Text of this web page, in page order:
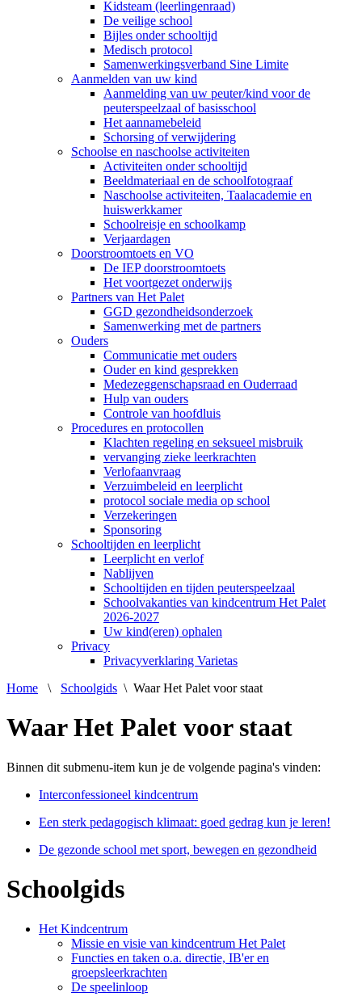
Kidsteam (leerlingenraad)
De veilige school
Bijles onder schooltijd
Medisch protocol
Samenwerkingsverband Sine Limite
Aanmelden van uw kind
Aanmelding van uw peuter/kind voor de
peuterspeelzaal of basisschool
Het aannamebeleid
Schorsing of verwijdering
Schoolse en naschoolse activiteiten
Activiteiten onder schooltijd
Beeldmateriaal en de schoolfotograaf
Naschoolse activiteiten, Taalacademie en
huiswerkkamer
Schoolreisje en schoolkamp
Verjaardagen
Doorstroomtoets en VO
De IEP doorstroomtoets
Het voortgezet onderwijs
Partners van Het Palet
GGD gezondheidsonderzoek
Samenwerking met de partners
Ouders
Communicatie met ouders
Ouder en kind gesprekken
Medezeggenschapsraad en Ouderraad
Hulp van ouders
Controle van hoofdluis
Procedures en protocollen
Klachten regeling en seksueel misbruik
vervanging zieke leerkrachten
Verlofaanvraag
Verzuimbeleid en leerplicht
protocol sociale media op school
Verzekeringen
Sponsoring
Schooltijden en leerplicht
Leerplicht en verlof
Nablijven
Schooltijden en tijden peuterspeelzaal
Schoolvakanties van kindcentrum Het Palet
2026-2027
Uw kind(eren) ophalen
Privacy
Privacyverklaring Varietas
Home
\ Schoolgids \ Waar Het Palet voor staat
Waar Het Palet voor staat
Binnen dit submenu-item kun je de volgende pagina's vinden:
Interconfessioneel kindcentrum
Een sterk pedagogisch klimaat: goed gedrag kun je leren!
De gezonde school met sport, bewegen en gezondheid
Schoolgids
Het Kindcentrum
Missie en visie van kindcentrum Het Palet
Functies en taken o.a. directie, IB'er en
groepsleerkrachten
De speelinloop